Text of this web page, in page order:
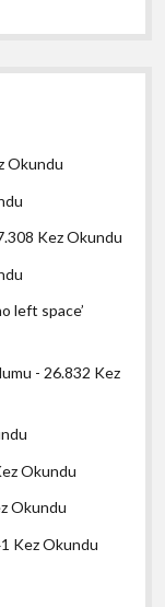
Okundu
Kez Okundu
left space’
- 26.832 Kez
Okundu
Okundu
Kez Okundu